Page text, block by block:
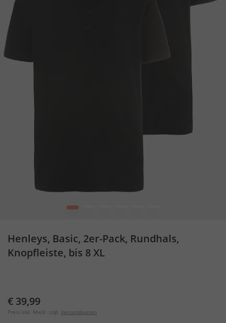
1
Henleys, Basic, 2er-Pack, Rundhals,
Knopfleiste, bis 8 XL
€ 39,99
Preis inkl. MwSt. zzgl. Versandkosten